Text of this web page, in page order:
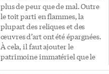
plus de peur que de mal. Outre
le toit parti en flammes, la
plupart des reliques et des
œuvres d’art ont été épargnées.
À cela, il faut ajouter le
patrimoine immatériel que le